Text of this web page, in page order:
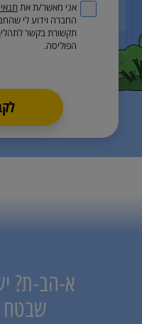
אני מאשר/ת את
החברה וידוע לי
תקשורת בקשר
הפוליסה.
א-הב-ת?
שבטח